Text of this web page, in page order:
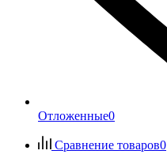
Отложенные0
Сравнение товаров0